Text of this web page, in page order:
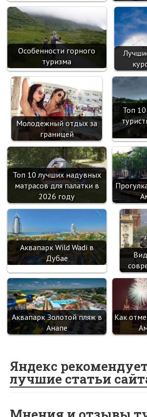
Особенности горного
туризма
Молодежный отдых за
границей
Топ
Топ 10 лучших надувных
матрасов для палатки в
2026 году
Аквапарк Wild Wadi в
Дубае
Аквапарк Золотой пляж в
Анапе
Как
Яндекс
лучшие статьи